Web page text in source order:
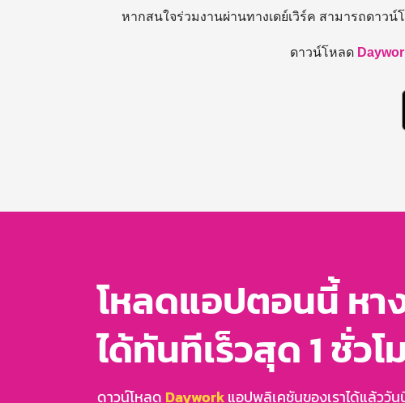
หากสนใจร่วมงานผ่านทางเดย์เวิร์ค สามารถดาว
ดาวน์โหลด
โหลดแอปตอนนี้ หา
ได้ทันทีเร็วสุด 1 ชั่วโ
ดาวน์โหลด Dayworkแอปพลิเคชันของเราได้แล้ววัน